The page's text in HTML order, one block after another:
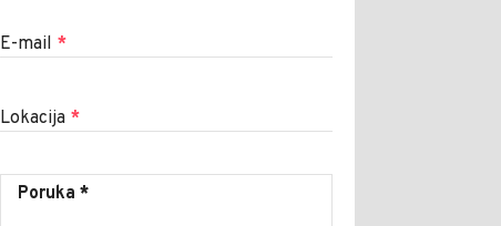
E-mail *
Lokacija *